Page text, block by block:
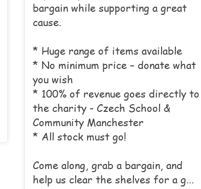
bargain while supporting a great
cause.
* Huge range of items available
* No minimum price – donate what
you wish
* 100% of revenue goes directly to
the charity - Czech School &
Community Manchester
* All stock must go!
Come along, grab a bargain, and
help us clear the shelves for a g...